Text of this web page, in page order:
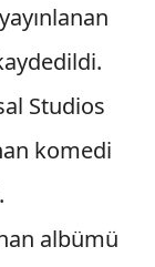
Studios
komedi
albümü